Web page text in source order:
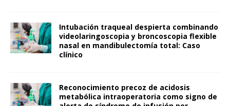
Intubación traqueal despierta combinando
videolaringoscopia y broncoscopia flexible
nasal en mandibulectomía total: Caso
clínico
Reconocimiento precoz de acidosis
metabólica intraoperatoria como signo de